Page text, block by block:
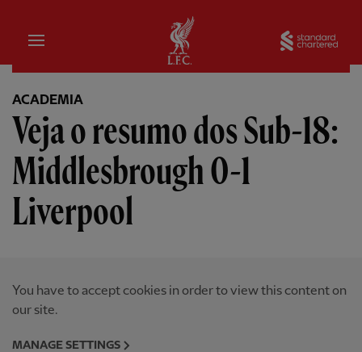
Inicial
ACADEMIA
Veja o resumo dos Sub-18:
Middlesbrough 0-1
Liverpool
You have to accept cookies in order to view this content on
our site.
MANAGE SETTINGS